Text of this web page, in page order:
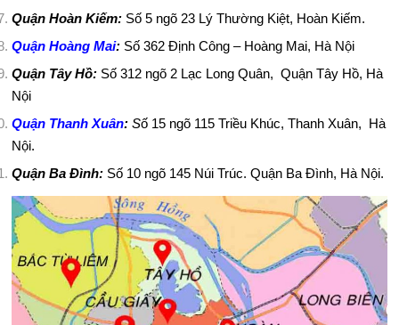
M
Á
TÍ
N
T
H
Quận Hoàn Kiếm: Số 5 ngõ 23 Lý Thường Kiệt, Hoàn Kiếm.
Quận Hoàng Mai: Số 362 Định Công – Hoàng Mai, Hà Nội
Quận Tây Hồ: Số 312 ngõ 2 Lạc Long Quân, Quận Tây Hồ, Hà
Nội
Quận Thanh Xuân:Số 15 ngõ 115 Triều Khúc, Thanh Xuân, Hà
Nội.
Quận Ba Đình: Số 10 ngõ 145 Núi Trúc. Quận Ba Đình, Hà Nội.